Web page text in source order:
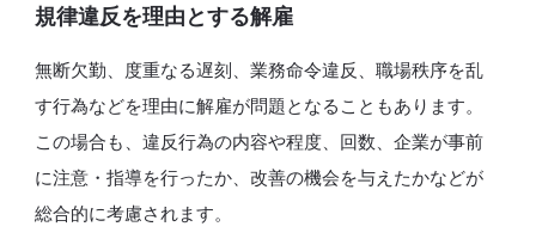
規律違反を理由とする解雇
無断欠勤、度重なる遅刻、業務命令違反、職場秩序を乱
す行為などを理由に解雇が問題となることもあります。
この場合も、違反行為の内容や程度、回数、企業が事前
に注意・指導を行ったか、改善の機会を与えたかなどが
総合的に考慮されます。